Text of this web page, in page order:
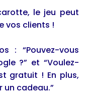
le jeu peut
vos clients !
: “Pouvez-vous
?” et “Voulez-
gratuit ! En plus,
un cadeau.”